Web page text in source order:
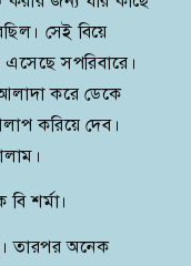
সেই বিয়ে
সপরিবারে।
করে ডেকে
করিয়ে দেব।
শর্মা।
তারপর অনেক